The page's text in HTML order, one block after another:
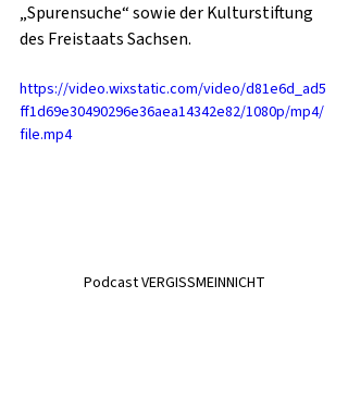
„Spurensuche“ sowie der Kulturstiftung
des Freistaats Sachsen.
https://video.wixstatic.com/video/d81e6d_ad5
ff1d69e30490296e36aea14342e82/1080p/mp4/
file.mp4
Podcast VERGISSMEINNICHT